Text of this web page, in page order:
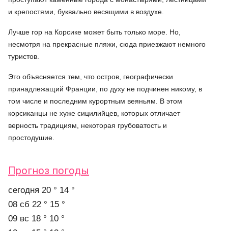
и крепостями, буквально весящими в воздухе.
Лучше гор на Корсике может быть только море. Но,
несмотря на прекрасные пляжи, сюда приезжают немного
туристов.
Это объясняется тем, что остров, географически
принадлежащий Франции, по духу не подчинен никому, в
том числе и последним курортным веяньям. В этом
корсиканцы не хуже сицилийцев, которых отличает
верность традициям, некоторая грубоватость и
простодушие.
Прогноз погоды
cегодня 20 ° 14 °
08 сб 22 ° 15 °
09 вс 18 ° 10 °